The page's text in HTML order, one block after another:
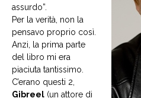
assurdo”.
Per la verità, non la
pensavo proprio così.
Anzi, la prima parte
del libro mi era
piaciuta tantissimo.
C’erano questi 2,
Gibreel (un attore di